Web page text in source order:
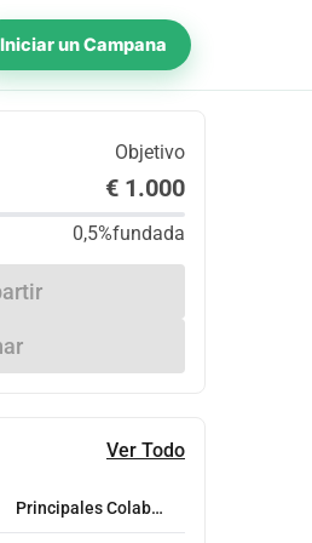
Iniciar un Campana
Objetivo
€ 1.000
0,5%fundada
Ver Todo
Principales Colaboradores